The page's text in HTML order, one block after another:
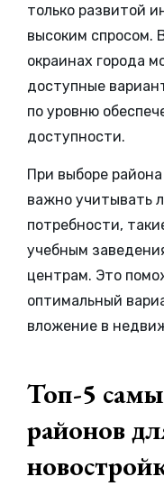
только развитой
высоким спросом.
окраинах города
доступные
по уровню
доступности.
При выборе
важно учитывать
потребности,
учебным
центрам. Это
оптимальный
вложение в
Топ-5
районов